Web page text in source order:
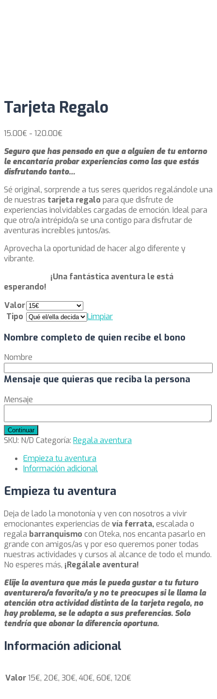
Tarjeta Regalo
15.00€ - 120.00€Rango
precios:
desde
15.00€
hasta
120.00€
Seguro que has pensado en que a alguien de tu entorno
le encantaría probar experiencias como las que estás
disfrutando tanto…
Sé original, sorprende a tus seres queridos regalándole una
de nuestras tarjeta regalo para que disfrute de
experiencias inolvidables cargadas de emoción. Ideal para
que otro/a intrépido/a se una contigo para disfrutar de
aventuras increíbles juntos/as.
Aprovecha la oportunidad de hacer algo diferente y
vibrante.
¡Una fantástica aventura le está
esperando!
Valor
Tipo
Limpiar
Nombre completo de quien recibe el bono
Nombre
Mensaje que quieras que reciba la persona
Mensaje
Continuar
SKU: N/D Categoría: Regala aventura
Empieza tu aventura
Información adicional
Empieza tu aventura
Deja de lado la monotonía y ven con nosotros a vivir
emocionantes experiencias de vía ferrata,escalada o
regala barranquismo con Oteka, nos encanta pasarlo en
grande con amigos/as y por eso queremos poner todas
nuestras actividades y cursos al alcance de todo el mundo.
No esperes más, ¡Regálale aventura!
Elije la aventura que más le pueda gustar a tu futuro
aventurero/a favorito/a y no te preocupes si le llama la
atención otra actividad distinta de la tarjeta regalo, no
hay problema, se le adapta a sus preferencias. Solo
tendría que abonar la diferencia oportuna.
Información adicional
Valor15€, 20€, 30€, 40€, 60€, 120€